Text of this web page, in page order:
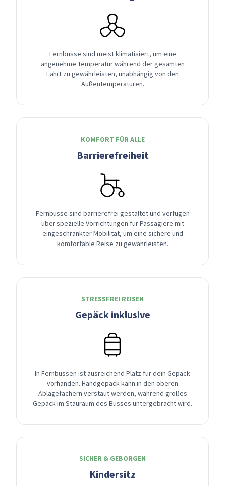
Fernbusse sind meist klimatisiert, um eine
angenehme Temperatur während der gesamten
Fahrt zu gewährleisten, unabhängig von den
Außentemperaturen.
KOMFORT FÜR ALLE
Barrierefreiheit
Fernbusse sind barrierefrei gestaltet und verfügen
über spezielle Vorrichtungen für Passagiere mit
eingeschränkter Mobilität, um eine sichere und
komfortable Reise zu gewährleisten.
STRESSFREI REISEN
Gepäck inklusive
In Fernbussen ist ausreichend Platz für dein Gepäck
vorhanden. Handgepäck kann in den oberen
Ablagefächern verstaut werden, während großes
Gepäck im Stauraum des Busses untergebracht wird.
SICHER & GEBORGEN
Kindersitz